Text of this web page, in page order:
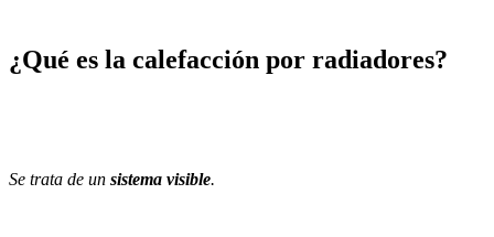
¿Qué es la calefacción por radiadores?
Se trata de un sistema visible.